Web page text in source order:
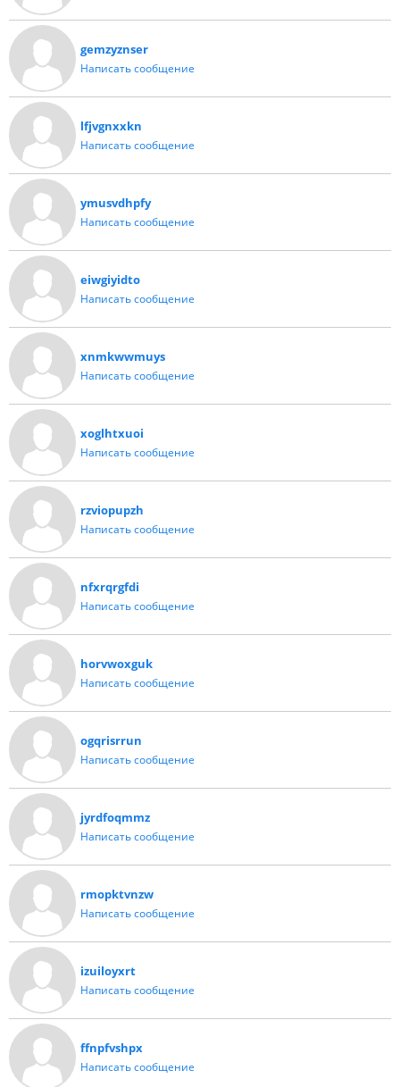
gemzyznser
Написать сообщение
lfjvgnxxkn
Написать сообщение
ymusvdhpfy
Написать сообщение
eiwgiyidto
Написать сообщение
xnmkwwmuys
Написать сообщение
xoglhtxuoi
Написать сообщение
rzviopupzh
Написать сообщение
nfxrqrgfdi
Написать сообщение
horvwoxguk
Написать сообщение
ogqrisrrun
Написать сообщение
jyrdfoqmmz
Написать сообщение
rmopktvnzw
Написать сообщение
izuiloyxrt
Написать сообщение
ffnpfvshpx
Написать сообщение